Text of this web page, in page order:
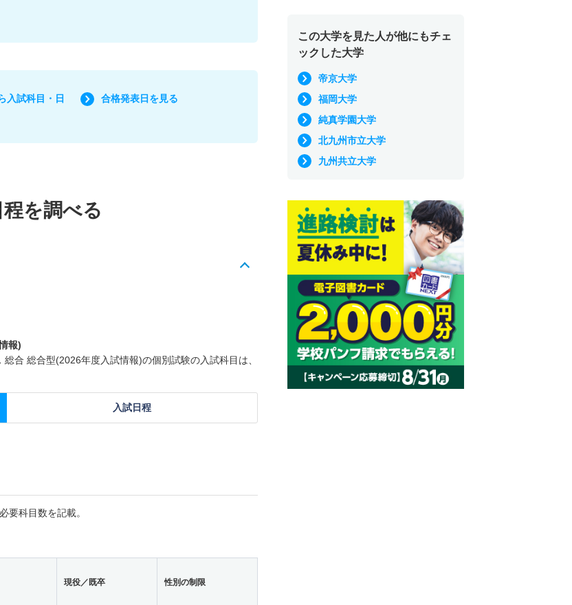
入試科目・日
合格発表日を見る
を調べる
報)
合 総合型(2026年度入試情報)の個別試験の入試科目は、
入試日程
要科目数を記載。
現役／既卒
性別の制限
この大学を見た人が他にもチェ
ックした大学
帝京大学
福岡大学
純真学園大学
北九州市立大学
九州共立大学